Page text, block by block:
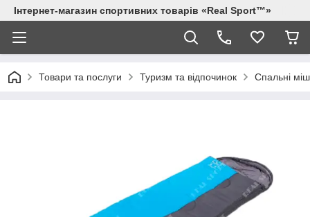
Інтернет-магазин спортивних товарів «Real Sport™»
Товари та послуги Туризм та відпочинок Спальні